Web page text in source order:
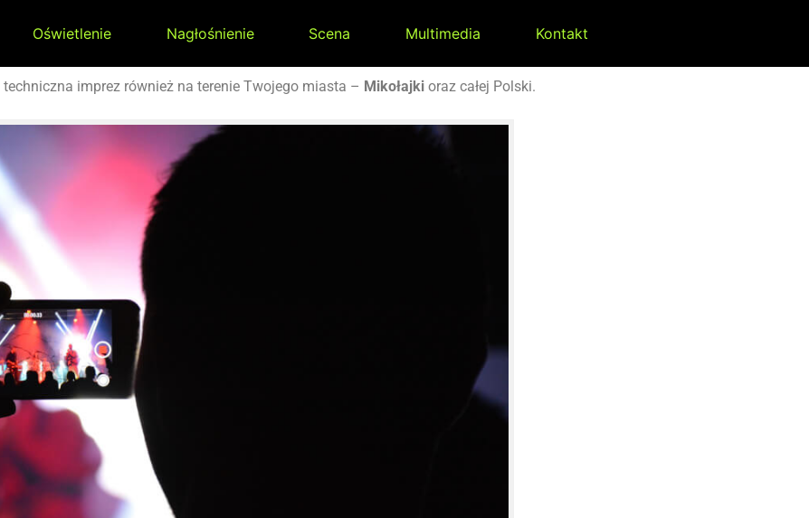
Oświetlenie Nagłośnienie Scena Multimedia Kontakt
techniczna imprez również na terenie Twojego miasta – Mikołajki oraz całej Polski.